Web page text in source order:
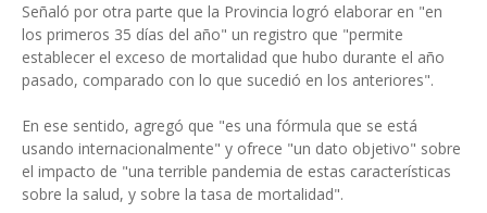
Señaló por otra parte que la Provincia logró elaborar en "en
los primeros 35 días del año" un registro que "permite
establecer el exceso de mortalidad que hubo durante el año
pasado, comparado con lo que sucedió en los anteriores".
En ese sentido, agregó que "es una fórmula que se está
usando internacionalmente" y ofrece "un dato objetivo" sobre
el impacto de "una terrible pandemia de estas características
sobre la salud, y sobre la tasa de mortalidad".